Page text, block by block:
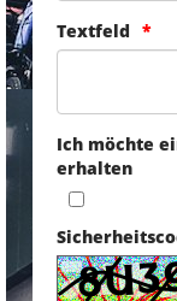
Textfeld
Ich möchte
erhalten